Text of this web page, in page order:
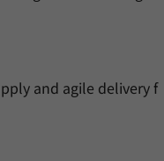
and agile delivery f